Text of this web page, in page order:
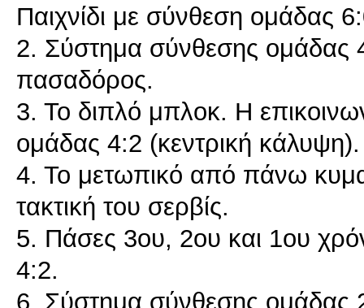
Παιχνίδι με σύνθεση ομάδας
2. Σύστημα σύνθεσης ομάδας
πασαδόρος.
3. Το διπλό μπλοκ. Η
ομάδας 4:2 (κεντρική κάλυψη).
4. Το μετωπικό από πάνω
τακτική του σερβίς.
5. Πάσες 3ου, 2ου και 1ου
4:2.
6. Σύστημα σύνθεσης ομάδας